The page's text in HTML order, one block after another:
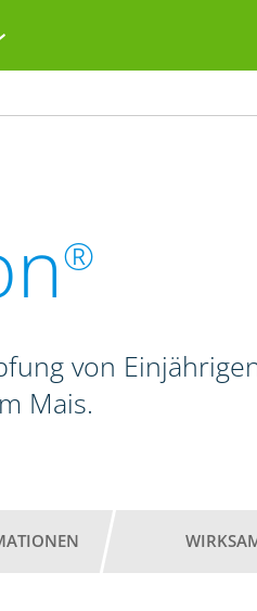
®
von
Mais.